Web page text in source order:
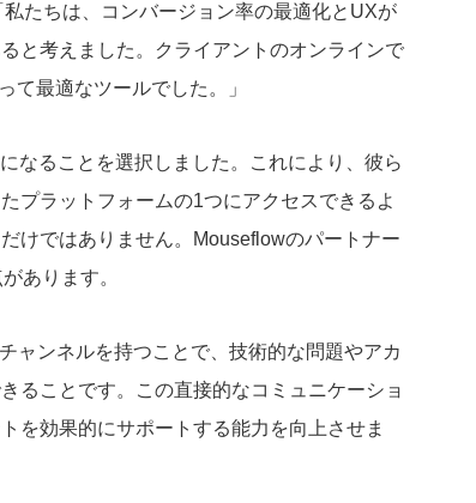
たちは、コンバージョン率の最適化とUXが
と考えました。クライアントのオンラインで
て最適なツールでした。」
なることを選択しました。これにより、彼ら
プラットフォームの1つにアクセスできるよ
けではありません。Mouseflowのパートナー
あります。
ャンネルを持つことで、技術的な問題やアカ
ることです。この直接的なコミュニケーショ
を効果的にサポートする能力を向上させま